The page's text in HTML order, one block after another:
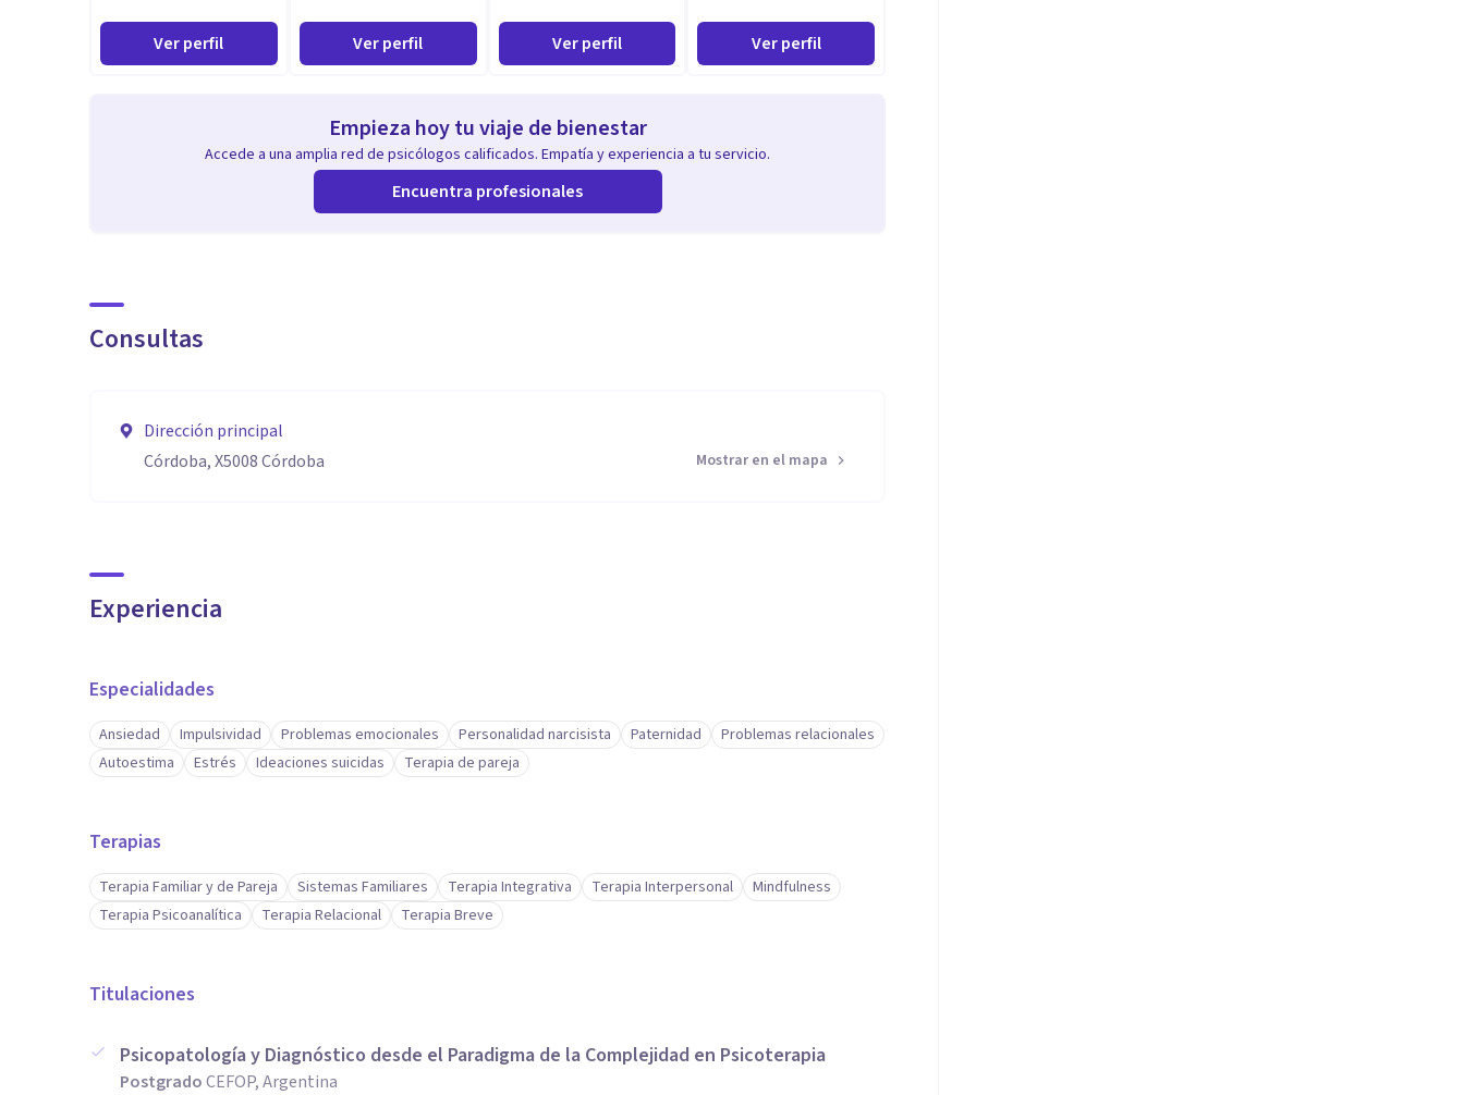
Ver perfil Ver perfil Ver perfil Ver perfil
Empieza hoy tu viaje de bienestar
Accede a una amplia red de psicólogos calificados. Empatía y experiencia a tu servicio.
Encuentra profesionales
Consultas
Dirección principal
Córdoba, X5008 Córdoba
Mostrar en el mapa
Experiencia
Especialidades
Ansiedad Impulsividad Problemas emocionales Personalidad narcisista Paternidad
Problemas relacionales
Autoestima
Estrés Ideaciones suicidas Terapia de pareja
Terapias
Terapia Familiar y de Pareja Sistemas Familiares Terapia Integrativa Terapia Interpersonal
Mindfulness
Terapia Psicoanalítica
Terapia Relacional Terapia Breve
Titulaciones
Psicopatología y Diagnóstico desde el Paradigma de la Complejidad en Psicoterapia
PostgradoCEFOP, Argentina